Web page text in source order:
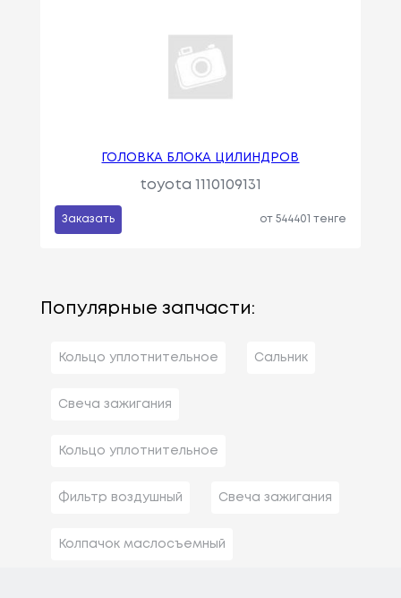
ГОЛОВКА БЛОКА ЦИЛИНДРОВ
toyota 1110109131
Заказать от 544401 тенге
Популярные запчасти:
Кольцо уплотнительное Сальник
Свеча зажигания
Кольцо уплотнительное
Фильтр воздушный Свеча зажигания
Колпачок маслосъемный